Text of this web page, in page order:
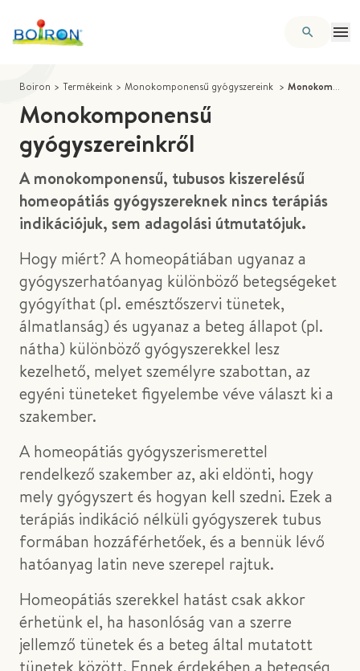
Boiron > Termékeink > Monokomponensű gyógyszereink > Monokomponensű gyógyszereinkről
Monokomponensű
gyógyszereinkről
A monokomponensű, tubusos kiszerelésű
homeopátiás gyógyszereknek nincs terápiás
indikációjuk, sem adagolási útmutatójuk.
Hogy miért? A homeopátiában ugyanaz a
gyógyszerhatóanyag különböző betegségeket
gyógyíthat (pl. emésztőszervi tünetek,
álmatlanság) és ugyanaz a beteg állapot(pl.
nátha) különböző gyógyszerekkel lesz
kezelhető, melyet személyre szabottan, az
egyéni tüneteket figyelembe véve választ ki a
szakember.
A homeopátiás gyógyszerismerettel
rendelkező szakember az, aki eldönti, hogy
mely gyógyszert és hogyan kell szedni. Ezek a
terápiás indikáció nélküli gyógyszerek tubus
formában hozzáférhetőek, és a bennük lévő
hatóanyag latin neve szerepel rajtuk.
Homeopátiás szerekkel hatást csak akkor
érhetünk el, ha hasonlóság van a szerre
jellemző tünetek és a beteg által mutatott
tünetek között. Ennek érdekében a betegség